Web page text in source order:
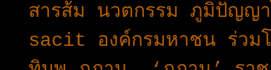
สารส้ม นวตกรรม ภูมิปัญญา
sacit องค์กรมหาชน ร่วม